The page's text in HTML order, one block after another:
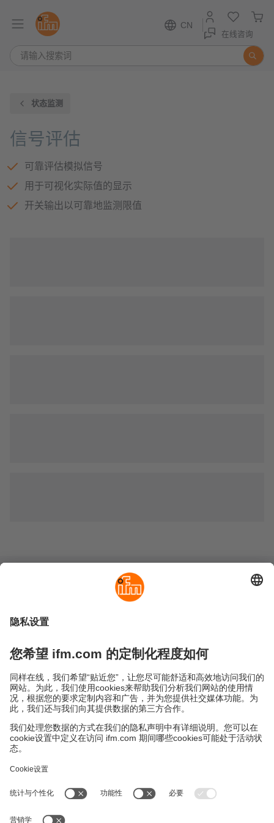
CN
在线咨询
状态监测
信号评估
可靠评估模拟信号
用于可视化实际值的显示
开关输出以可靠地监测限值
地点 (EN)
隐私政策
易福门电子(上海)有限公司
上海市浦东新区
盛夏路61弄1号楼6层
邮编: 201203
总机: 021 3813 4800
电子邮箱:info.cn@ifm.com
沪ICP备19047231号-1
沪公网安备31011502010310号
工作时间：